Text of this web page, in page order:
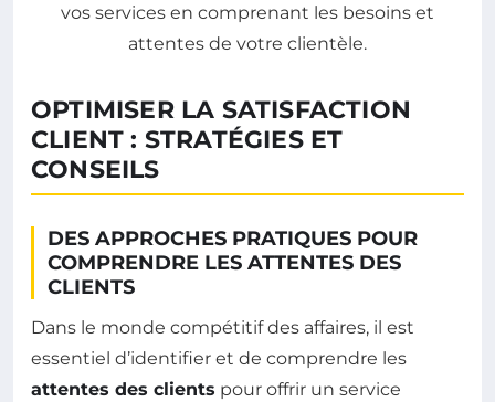
OPTIMISER LA SATISFACTION
CLIENT : STRATÉGIES ET
CONSEILS
DES APPROCHES PRATIQUES POUR
COMPRENDRE LES ATTENTES DES
CLIENTS
Dans le monde compétitif des affaires, il est
essentiel d’identifier et de comprendre les
attentes des clients pour offrir un service